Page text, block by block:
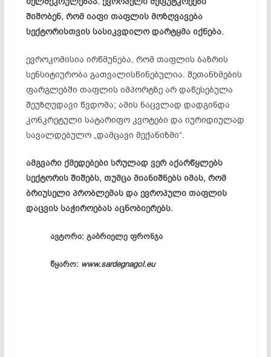
შიშობენ, რომ იაფი თაფლის მოზღვავება
სექტორისთვის სასიკვდილო დარტყმა იქნება.
ევროკომისია ირწმუნება, რომ თაფლის ბაზრის
სენსიტიურობა გათვალისწინებულია. შეთანხმების
ფარგლებში თაფლის იმპორტზე არ დაწესებულა
შეუზღუდავი წვდომა; ამის ნაცვლად დადგინდა
კონკრეტული სატარიფო კვოტები და იურიდიულად
სავალდებულო „დამცავი მექანიზმი“.
ამგვარი ქმედებები სრულად ვერ აქარწყლებს
სექტორის შიშებს, თუმცა მიანიშნებს იმას, რომ
ბრიუსელი პრობლემას და ევროპული თაფლის
დაცვის საჭიროებას აცნობიერებს.
ავტორი: გაბრიელე ფრონჯა
წყარო: www.sardegnagol.eu